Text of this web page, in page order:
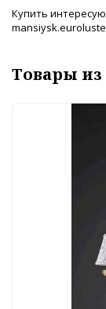
Купить
Товары из